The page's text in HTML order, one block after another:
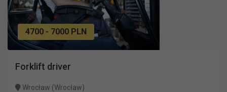
4700 - 7000 PLN
Forklift driver
Wrocław (Wrocław)